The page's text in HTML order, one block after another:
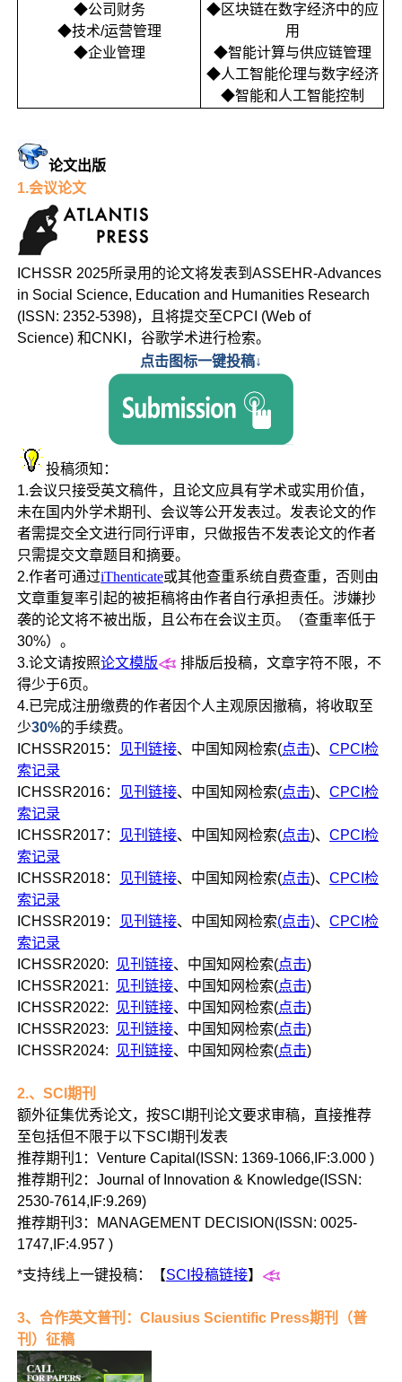
◆公司财务
◆技术/运营管理
◆企业管理
◆区块链在数字经济中的应
用
◆智能计算与供应链管理
◆人工智能伦理与数字经济
◆智能和人工智能控制
论文出版
1.会议论文
ICHSSR 2025所录用的论文将发表到ASSEHR-Advances
in Social Science, Education and Humanities Research
(ISSN: 2352-5398)，且将提交至CPCI (Web of
Science) 和CNKI，谷歌学术进行检索。
点击图标一键投稿↓
投稿须知：
1.会议只接受英文稿件，且论文应具有学术或实用价值，
未在国内外学术期刊、会议等公开发表过。发表论文的作
者需提交全文进行同行评审，只做报告不发表论文的作者
只需提交文章题目和摘要。
2.作者可通过iThenticate或其他查重系统自费查重，否则由
文章重复率引起的被拒稿将由作者自行承担责任。涉嫌抄
袭的论文将不被出版，且公布在会议主页。
（查重率低于
30%）。
3.论文请按照论文模版
排版后投稿，文章字符不限，不
得少于6页。
4.已完成注册缴费的作者因个人主观原因撤稿，将收取至
少30%的手续费。
ICHSSR2015：
见刊链接、中国知网检索(点击)、CPCI检
索记录
ICHSSR2016：
见刊链接、中国知网检索(点击)、CPCI检
索记录
ICHSSR2017：
见刊链接、中国知网检索(点击)、CPCI检
索记录
ICHSSR2018：
见刊链接、中国知网检索(点击)、CPCI检
索记录
ICHSSR2019：
见刊链接、中国知网检索(点击)、CPCI检
索记录
ICHSSR2020:
见刊链接、中国知网检索(点击)
ICHSSR2021:
见刊链接、中国知网检索(点击)
ICHSSR2022:
见刊链接、中国知网检索(点击)
ICHSSR2023:
见刊链接、中国知网检索(点击)
ICHSSR2024:
见刊链接、中国知网检索(点击)
2.、SCI期刊
额外征集优秀论文，按SCI期刊论文要求审稿，直接推荐
至包括但不限于以下SCI期刊发表
推荐期刊1：Venture Capital(ISSN: 1369-1066,IF:3.000 )
推荐期刊2：Journal of Innovation & Knowledge(ISSN:
2530-7614,IF:9.269)
推荐期刊3：MANAGEMENT DECISION(ISSN: 0025-
1747,IF:4.957 )
*支持线上一键投稿：【SCI投稿链接】
3、合作英文普刊：Clausius Scientific Press期刊（普
刊）征稿